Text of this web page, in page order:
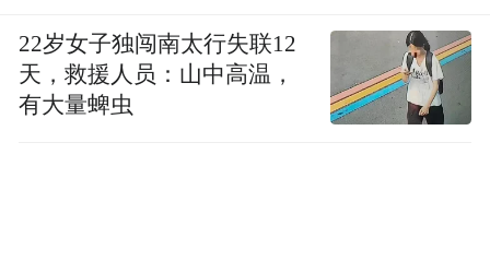
22岁女子独闯南太行失联12
天，救援人员：山中高温，
有大量蜱虫